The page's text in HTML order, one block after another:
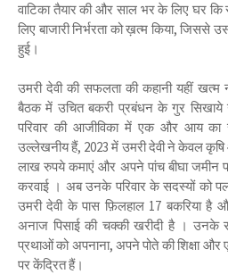
वाटिका तैयार की और साल भर के लिए घर कि
लिए बाजारी निर्भरता को ख़त्म किया,
हुई।
उमरी देवी की सफलता की कहानी यहीं खत्म
बैठक में उचित बकरी प्रबंधन के गुर
परिवार की आजीविका में एक और आय का
उल्लेखनीय हैं, 2023 में उमरी देवी ने केवल
लाख रुपये कमाएं और अपने पांच बीघा जमीन
करवाई । अब उनके परिवार के सदस्यों को
उमरी देवी के पास फ़िलहाल 17 बकरिया है
अनाज पिसाई की चक्की खरीदी है । उनके
प्रथाओं को अपनाना, अपने पोते की शिक्षा
पर केंद्रित हैं।